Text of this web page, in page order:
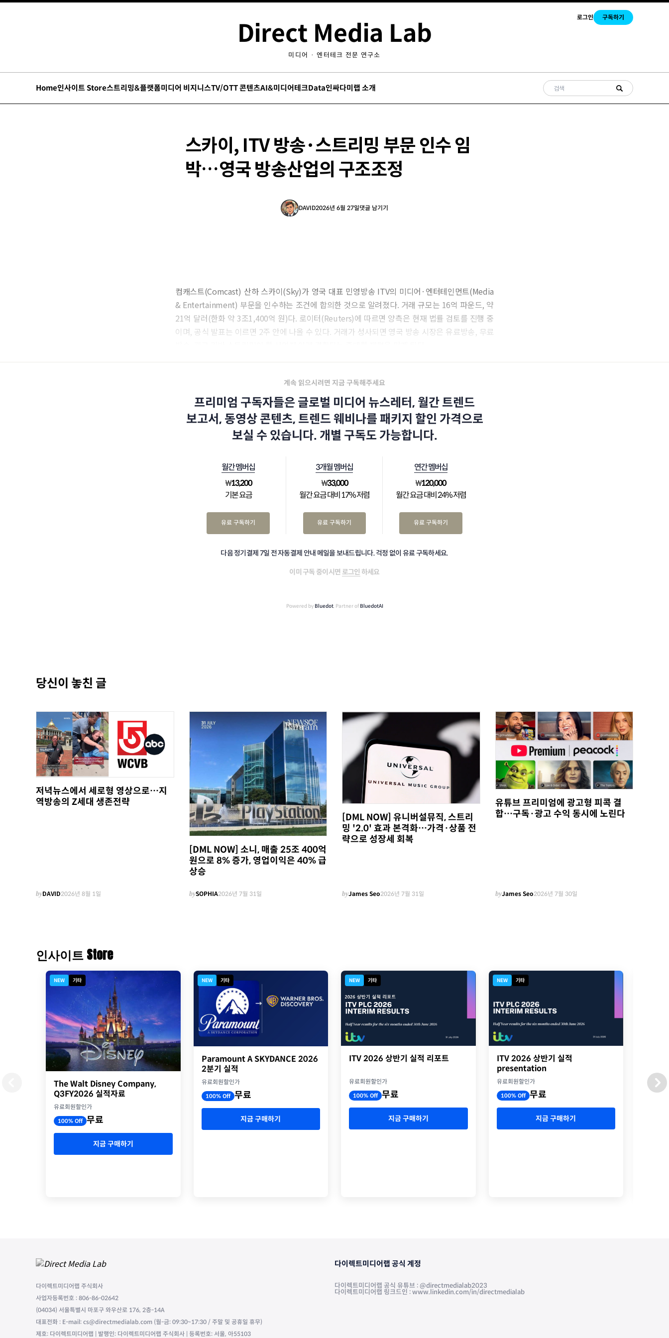
로그인 구독하기
Direct Media Lab
미디어 · 엔터테크 전문 연구소
Home인사이트 Store스트리밍&플랫폼미디어 비지니스TV/OTT 콘텐츠AI&미디어테크Data인싸다미랩 소개
스카이, ITV 방송·스트리밍 부문 인수 임
박…영국 방송산업의 구조조정
DAVID2026년 6월 27일댓글 남기기
컴캐스트(Comcast) 산하 스카이(Sky)가 영국 대표 민영방송 ITV의 미디어·엔터테인먼트(Media
& Entertainment) 부문을 인수하는 조건에 합의한 것으로 알려졌다. 거래 규모는 16억 파운드, 약
21억 달러(한화 약 3조1,400억 원)다. 로이터(Reuters)에 따르면 양측은 현재 법률 검토를 진행 중
이며, 공식 발표는 이르면 2주 안에 나올 수 있다. 거래가 성사되면 영국 방송 시장은 유료방송, 무료
계속 읽으시려면 지금 구독해주세요
프리미엄 구독자들은 글로벌 미디어 뉴스레터, 월간 트렌드
보고서, 동영상 콘텐츠, 트렌드 웨비나를 패키지 할인 가격으로
보실 수 있습니다. 개별 구독도 가능합니다.
월간 멤버십
₩13,200
기본 요금
유료 구독하기
3개월 멤버십
₩33,000
월간 요금 대비 17% 저렴
유료 구독하기
연간 멤버십
₩120,000
월간 요금 대비 24% 저렴
유료 구독하기
다음 정기결제 7일 전 자동결제 안내 메일을 보내드립니다. 걱정 없이 유료 구독하세요.
이미 구독 중이시면 로그인 하세요
Powered by Bluedot, Partner of BluedotAI
당신이 놓친 글
저녁뉴스에서 세로형 영상으로…지
역방송의 Z세대 생존전략
byDAVID2026년 8월 1일
[DML NOW] 소니, 매출 25조 400억
원으로 8% 증가, 영업이익은 40% 급
상승
bySOPHIA2026년 7월 31일
[DML NOW] 유니버설뮤직, 스트리
밍 '2.0' 효과 본격화…가격·상품 전
략으로 성장세 회복
byJames Seo2026년 7월 31일
유튜브 프리미엄에 광고형 피콕 결
합…구독·광고 수익 동시에 노린다
byJames Seo2026년 7월 30일
인사이트 Store
NEW 기타
The Walt Disney Company,
Q3FY2026 실적자료
유료회원할인가
100% Off 무료
지금 구매하기
NEW 기타
Paramount A SKYDANCE 2026
2분기 실적
유료회원할인가
100% Off 무료
지금 구매하기
NEW 기타
ITV 2026 상반기 실적 리포트
유료회원할인가
100% Off 무료
지금 구매하기
NEW 기타
ITV 2026 상반기 실적
presentation
유료회원할인가
100% Off 무료
지금 구매하기
유료회원
다이렉트미디어랩 주식회사
사업자등록번호 : 806-86-02642
(04034) 서울특별시 마포구 와우산로 176, 2층-14A
대표전화 : E-mail: cs@directmedialab.com (월-금: 09:30~17:30 / 주말 및 공휴일 휴무)
제호: 다이렉트미디어랩 | 발행인: 다이렉트미디어랩 주식회사 | 등록번호: 서울, 아55103
다이렉트미디어랩 공식 계정
다이렉트미디어랩 공식 유튜브 : @directmedialab2023
다이렉트미디어랩 링크드인 : www.linkedin.com/in/directmedialab